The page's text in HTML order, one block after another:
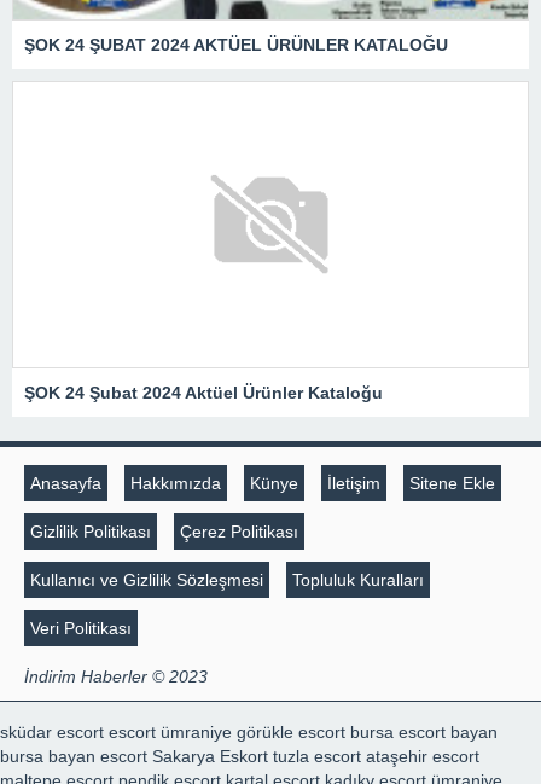
ŞOK 24 ŞUBAT 2024 AKTÜEL ÜRÜNLER KATALOĞU
ŞOK 24 Şubat 2024 Aktüel Ürünler Kataloğu
Anasayfa Hakkımızda Künye İletişim Sitene Ekle
Gizlilik Politikası Çerez Politikası
Kullanıcı ve Gizlilik Sözleşmesi Topluluk Kuralları
Veri Politikası
İndirim Haberler © 2023
sküdar escort escort ümraniye görükle escort bursa escort bayan
bursa bayan escort Sakarya Eskort tuzla escort ataşehir escort